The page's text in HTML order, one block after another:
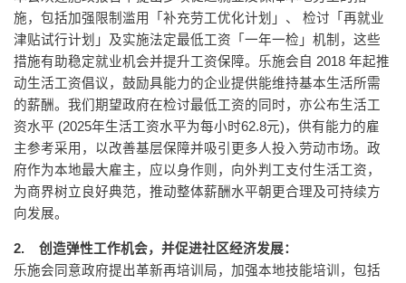
施，包括加强限制滥用「补充劳工优化计划」、 检讨「再就业
津贴试行计划」及实施法定最低工资「一年一检」机制，这些
措施有助稳定就业机会并提升工资保障。乐施会自 2018 年起推
动生活工资倡议，鼓励具能力的企业提供能维持基本生活所需
的薪酬。我们期望政府在检讨最低工资的同时，亦公布生活工
资水平 (2025年生活工资水平为每小时62.8元)，供有能力的雇
主参考采用，以改善基层保障并吸引更多人投入劳动市场。政
府作为本地最大雇主，应以身作则，向外判工支付生活工资，
为商界树立良好典范，推动整体薪酬水平朝更合理及可持续方
向发展。
2. 创造弹性工作机会，并促进社区经济发展：
乐施会同意政府提出革新再培训局，加强本地技能培训，包括